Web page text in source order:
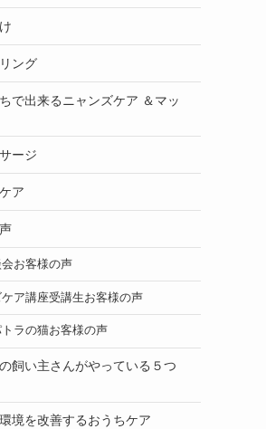
ング
で出来るニャンズケア ＆マッ
ージ
ア
お客様の声
ケア講座受講生お客様の声
ラの猫お客様の声
飼い主さんがやっている５つ
境を改善するおうちケア